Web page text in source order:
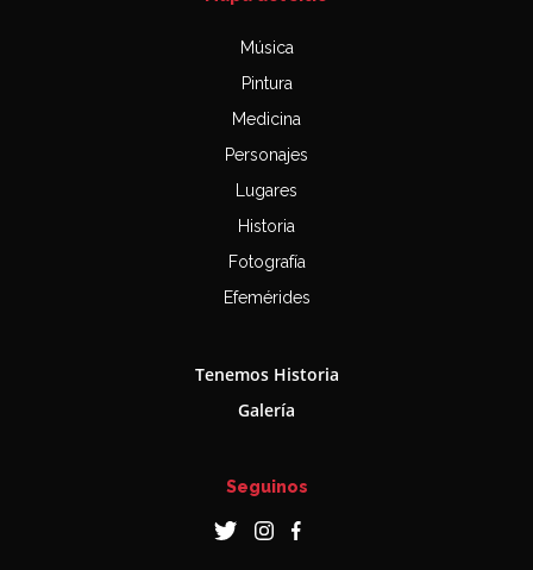
Música
Pintura
Medicina
Personajes
Lugares
Historia
Fotografía
Efemérides
Tenemos Historia
Galería
Seguinos